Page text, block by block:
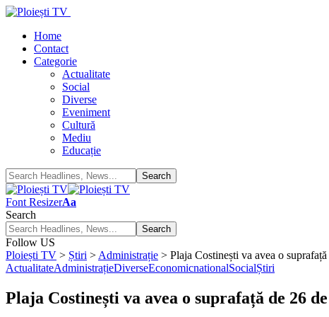
Home
Contact
Categorie
Actualitate
Social
Diverse
Eveniment
Cultură
Mediu
Educație
Font ResizerAa
Search
Follow US
Ploiești TV > Știri > Administrație > Plaja Costinești va avea o
ActualitateAdministrațieDiverseEconomicnationalSocialȘtiri
Plaja Costinești va avea o suprafață de 26